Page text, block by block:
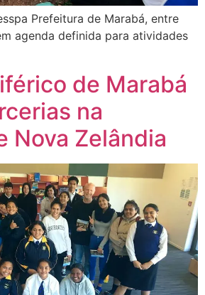
Prefeitura de Marabá, entre
agenda definida para atividades
de Marabá
na
Nova Zelândia